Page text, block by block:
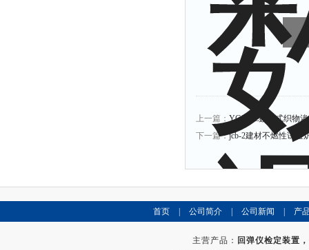
上一篇： YG825E数字式织物
下一篇：jcb-2建材不燃性试验
首页 公司简介 公司新闻 产
主营产品： 回弹仪检定装置